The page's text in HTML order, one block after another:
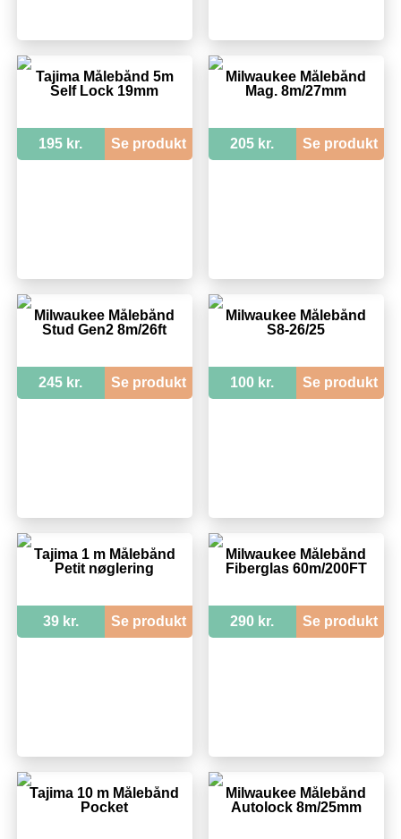
Tajima Målebånd 5m
Self Lock 19mm
195 kr. Se produkt
Milwaukee Målebånd
Mag. 8m/27mm
205 kr. Se produkt
Milwaukee Målebånd
Stud Gen2 8m/26ft
245 kr. Se produkt
Milwaukee Målebånd
S8-26/25
100 kr. Se produkt
Tajima 1 m Målebånd
Petit nøglering
39 kr. Se produkt
Milwaukee Målebånd
Fiberglas 60m/200FT
290 kr. Se produkt
Tajima 10 m Målebånd
Pocket
Milwaukee Målebånd
Autolock 8m/25mm